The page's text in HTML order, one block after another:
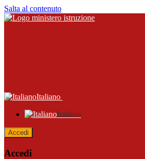
Salta al contenuto
Italiano
Italiano
Accedi
Accedi